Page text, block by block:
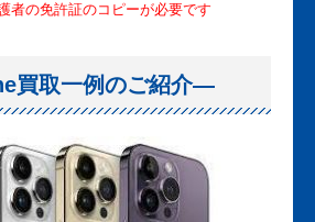
者の免許証のコピーが必要です
買取一例のご紹介—